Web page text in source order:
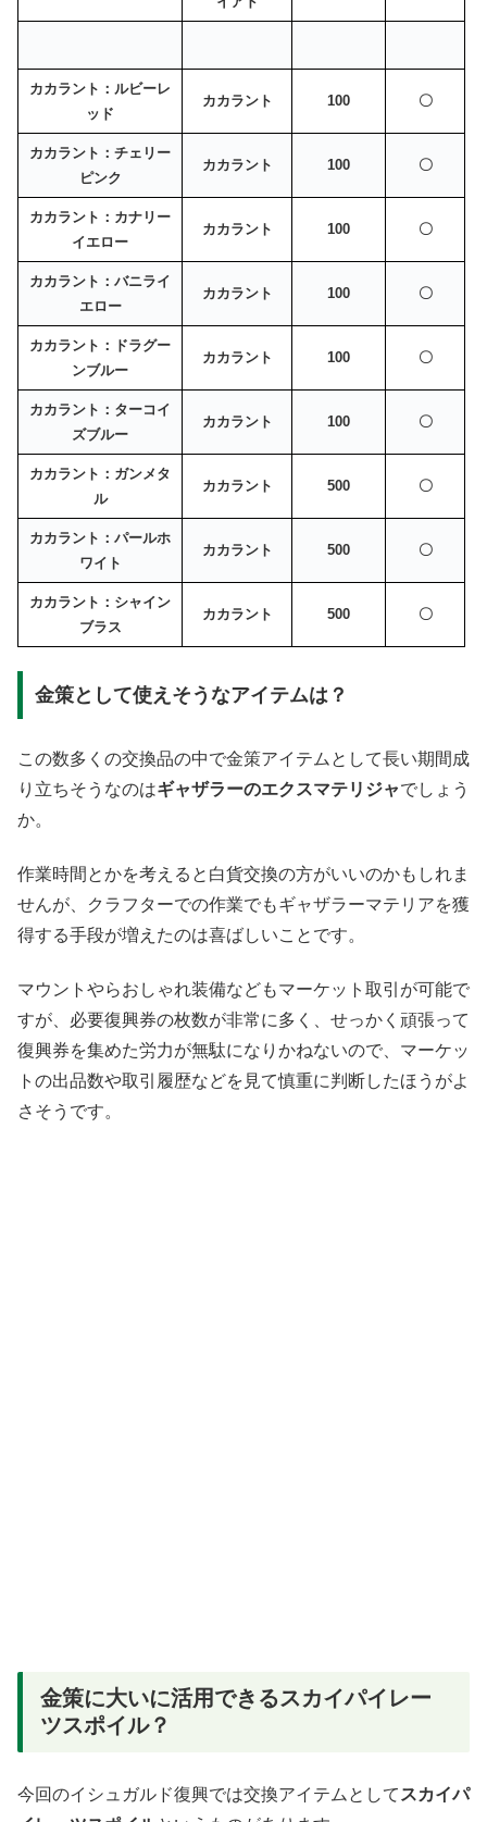
カカラント：ルビーレ
ッド
カカラント 100 〇
カカラント：チェリー
ピンク
カカラント 100 〇
カカラント：カナリー
イエロー
カカラント 100 〇
カカラント：バニライ
エロー
カカラント 100 〇
カカラント：ドラグー
ンブルー
カカラント 100 〇
カカラント：ターコイ
ズブルー
カカラント 100 〇
カカラント：ガンメタ
ル
カカラント 500 〇
カカラント：パールホ
ワイト
カカラント 500 〇
カカラント：シャイン
ブラス
カカラント 500 〇
金策として使えそうなアイテムは？
この数多くの交換品の中で金策アイテムとして長い期間成
り立ちそうなのはギャザラーのエクスマテリジャでしょう
か。
作業時間とかを考えると白貨交換の方がいいのかもしれま
せんが、クラフターでの作業でもギャザラーマテリアを獲
得する手段が増えたのは喜ばしいことです。
マウントやらおしゃれ装備などもマーケット取引が可能で
すが、必要復興券の枚数が非常に多く、せっかく頑張って
復興券を集めた労力が無駄になりかねないので、マーケッ
トの出品数や取引履歴などを見て慎重に判断したほうがよ
さそうです。
金策に大いに活用できるスカイパイレー
ツスポイル？
今回のイシュガルド復興では交換アイテムとして スカイパ